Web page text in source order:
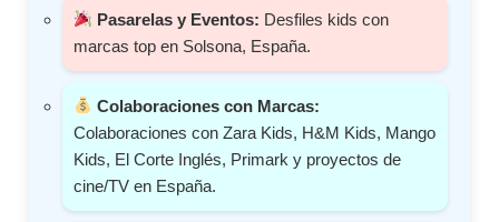
Pasarelas y Eventos: Desfiles kids con
marcas top en Solsona, España.
Colaboraciones con Marcas:
Colaboraciones con Zara Kids, H&M Kids, Mango
Kids, El Corte Inglés, Primark y proyectos de
cine/TV en España.